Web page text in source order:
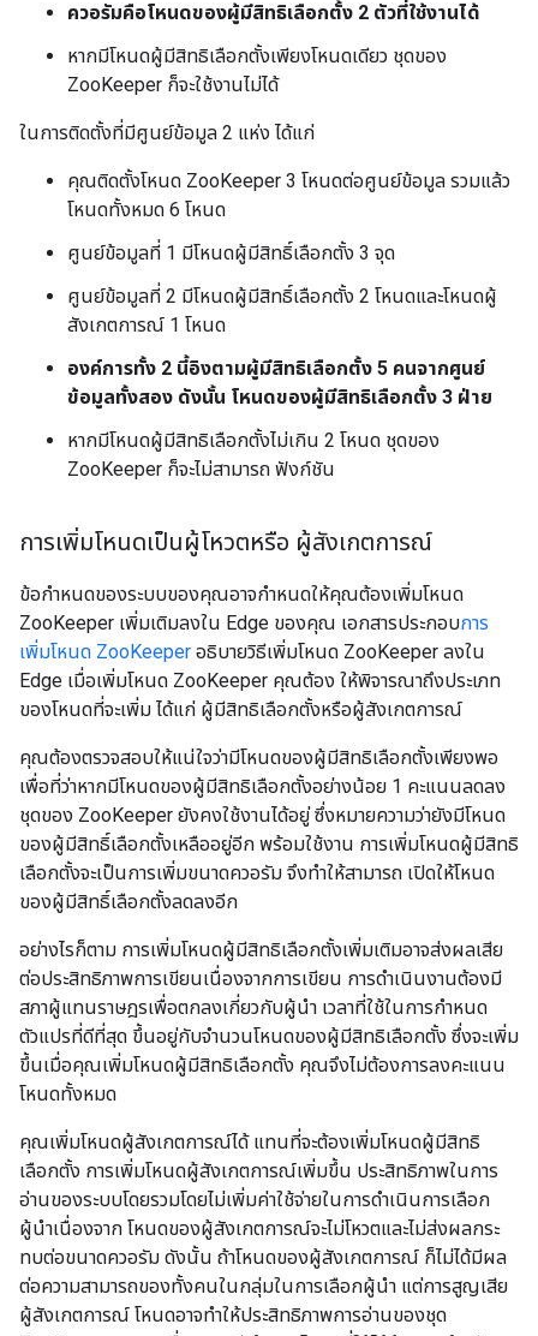
ควอรัมคือโหนดของผู้มีสิทธิเลือกตั้ง 2 ตัวที่ใช้งานได้
หากมีโหนดผู้มีสิทธิเลือกตั้งเพียงโหนดเดียว ชุดของ
ZooKeeper ก็จะใช้งานไม่ได้
ในการติดตั้งที่มีศูนย์ข้อมูล 2 แห่ง ได้แก่
คุณติดตั้งโหนด ZooKeeper 3 โหนดต่อศูนย์ข้อมูล รวมแล้ว
โหนดทั้งหมด 6 โหนด
ศูนย์ข้อมูลที่ 1 มีโหนดผู้มีสิทธิ์เลือกตั้ง 3 จุด
ศูนย์ข้อมูลที่ 2 มีโหนดผู้มีสิทธิ์เลือกตั้ง 2 โหนดและโหนดผู้
สังเกตการณ์ 1 โหนด
องค์การทั้ง 2 นี้อิงตามผู้มีสิทธิเลือกตั้ง 5 คนจากศูนย์
ข้อมูลทั้งสอง ดังนั้น โหนดของผู้มีสิทธิเลือกตั้ง 3 ฝ่าย
หากมีโหนดผู้มีสิทธิเลือกตั้งไม่เกิน 2 โหนด ชุดของ
ZooKeeper ก็จะไม่สามารถ ฟังก์ชัน
การเพิ่มโหนดเป็นผู้โหวตหรือ ผู้สังเกตการณ์
ข้อกำหนดของระบบของคุณอาจกำหนดให้คุณต้องเพิ่มโหนด
ZooKeeper เพิ่มเติมลงใน Edge ของคุณ เอกสารประกอบการ
เพิ่มโหนด ZooKeeper อธิบายวิธีเพิ่มโหนด ZooKeeper ลงใน
Edge เมื่อเพิ่มโหนด ZooKeeper คุณต้อง ให้พิจารณาถึงประเภท
ของโหนดที่จะเพิ่ม ได้แก่ ผู้มีสิทธิเลือกตั้งหรือผู้สังเกตการณ์
คุณต้องตรวจสอบให้แน่ใจว่ามีโหนดของผู้มีสิทธิเลือกตั้งเพียงพอ
เพื่อที่ว่าหากมีโหนดของผู้มีสิทธิเลือกตั้งอย่างน้อย 1 คะแนนลดลง
ชุดของ ZooKeeper ยังคงใช้งานได้อยู่ ซึ่งหมายความว่ายังมีโหนด
ของผู้มีสิทธิ์เลือกตั้งเหลืออยู่อีก พร้อมใช้งาน การเพิ่มโหนดผู้มีสิทธิ
เลือกตั้งจะเป็นการเพิ่มขนาดควอรัม จึงทำให้สามารถ เปิดให้โหนด
ของผู้มีสิทธิ์เลือกตั้งลดลงอีก
อย่างไรก็ตาม การเพิ่มโหนดผู้มีสิทธิเลือกตั้งเพิ่มเติมอาจส่งผลเสีย
ต่อประสิทธิภาพการเขียนเนื่องจากการเขียน การดำเนินงานต้องมี
สภาผู้แทนราษฎรเพื่อตกลงเกี่ยวกับผู้นำ เวลาที่ใช้ในการกำหนด
ตัวแปรที่ดีที่สุด ขึ้นอยู่กับจำนวนโหนดของผู้มีสิทธิเลือกตั้ง ซึ่งจะเพิ่ม
ขึ้นเมื่อคุณเพิ่มโหนดผู้มีสิทธิเลือกตั้ง คุณจึงไม่ต้องการลงคะแนน
โหนดทั้งหมด
คุณเพิ่มโหนดผู้สังเกตการณ์ได้ แทนที่จะต้องเพิ่มโหนดผู้มีสิทธิ
เลือกตั้ง การเพิ่มโหนดผู้สังเกตการณ์เพิ่มขึ้น ประสิทธิภาพในการ
อ่านของระบบโดยรวมโดยไม่เพิ่มค่าใช้จ่ายในการดำเนินการเลือก
ผู้นำเนื่องจาก โหนดของผู้สังเกตการณ์จะไม่โหวตและไม่ส่งผลกระ
ทบต่อขนาดควอรัม ดังนั้น ถ้าโหนดของผู้สังเกตการณ์ ก็ไม่ได้มีผล
ต่อความสามารถของทั้งคนในกลุ่มในการเลือกผู้นำ แต่การสูญเสีย
ผู้สังเกตการณ์ โหนดอาจทำให้ประสิทธิภาพการอ่านของชุด